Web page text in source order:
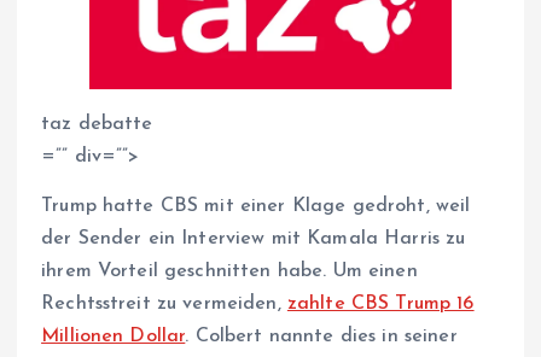
taz debatte
=”” div=””>
Trump hatte CBS mit einer Klage gedroht, weil
der Sender ein Interview mit Kamala Harris zu
ihrem Vorteil geschnitten habe. Um einen
Rechtsstreit zu vermeiden, zahlte CBS Trump 16
Millionen Dollar. Colbert nannte dies in seiner